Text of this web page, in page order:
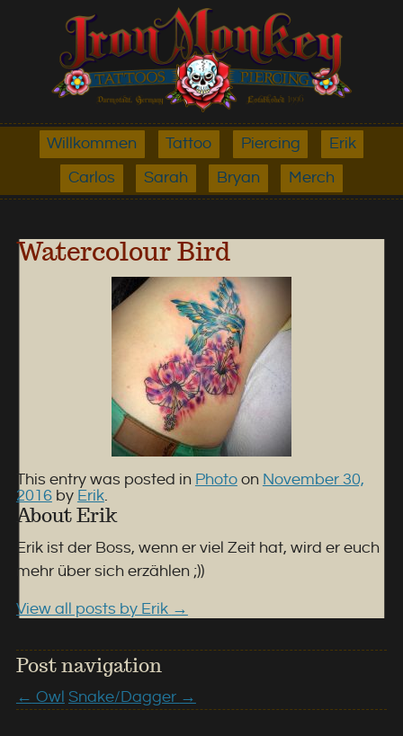
Willkommen Tattoo Piercing Erik
Carlos Sarah Bryan Merch
Watercolour Bird
This entry was posted in Photoon November 30,
2016by Erik.
About Erik
Erik ist der Boss, wenn er viel Zeit hat, wird er euch
mehr über sich erzählen ;))
View all posts by Erik →
Post navigation
← Owl Snake/Dagger →